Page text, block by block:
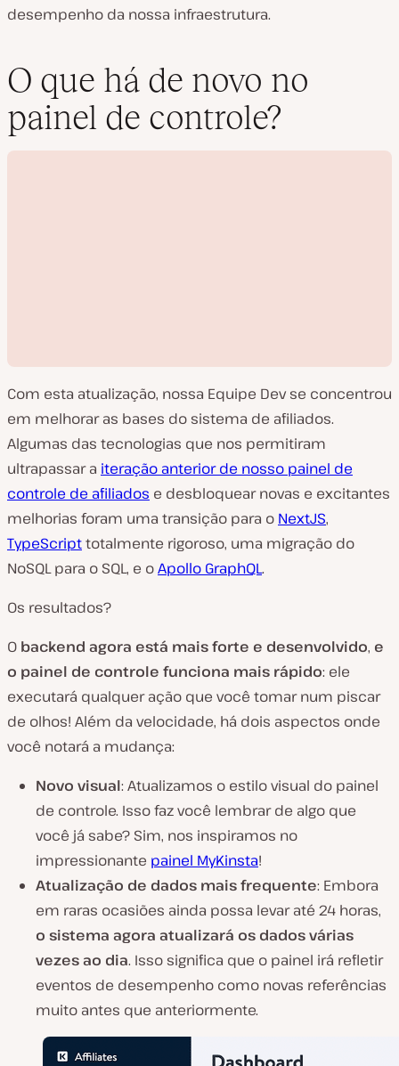
desempenho da nossa infraestrutura.
O que há de novo no
painel de controle?
R
e
r
d
u
z
e
o
Com esta atualização, nossa Equipe Dev se concentrou
em melhorar as bases do sistema de afiliados.
Algumas das tecnologias que nos permitiram
ultrapassar a iteração anterior de nosso painel de
controle de afiliados e desbloquear novas e excitantes
melhorias foram uma transição para o NextJS,
TypeScripttotalmente rigoroso, uma migração do
NoSQL para o SQL, e oApollo GraphQL.
Os resultados?
O backend agora está mais forte e desenvolvido, e
o painel de controle funciona mais rápido: ele
executará qualquer ação que você tomar num piscar
de olhos! Além da velocidade, há dois aspectos onde
você notará a mudança:
Novo visual: Atualizamos o estilo visual do painel
de controle. Isso faz você lembrar de algo que
você já sabe? Sim, nos inspiramos no
impressionante painel MyKinsta!
Atualização de dados mais frequente: Embora
em raras ocasiões ainda possa levar até 24 horas,
o sistema agora atualizará os dados várias
vezes ao dia. Isso significa que o painel irá refletir
eventos de desempenho como novas referências
muito antes que anteriormente.